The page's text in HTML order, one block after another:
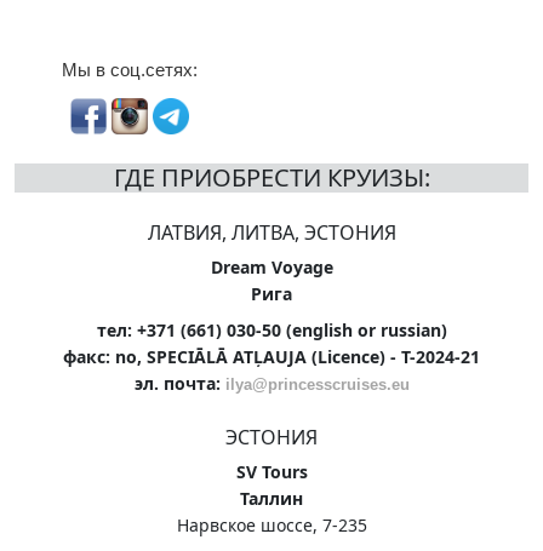
Мы в соц.сетях:
ГДЕ ПРИОБРЕСТИ КРУИЗЫ:
ЛАТВИЯ, ЛИТВА, ЭСТОНИЯ
Dream Voyage
Рига
тел: +371 (661) 030-50 (english or russian)
факс: no, SPECIĀLĀ ATĻAUJA (Licence) - T-2024-21
эл. почта: ilya@princesscruises.eu
ЭСТОНИЯ
SV Tours
Таллин
Нарвское шоссе, 7-235